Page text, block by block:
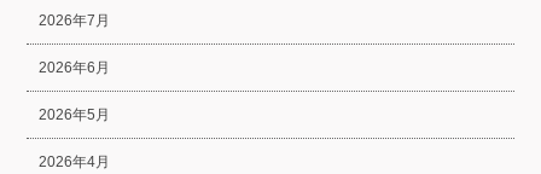
2026年7月
2026年6月
2026年5月
2026年4月